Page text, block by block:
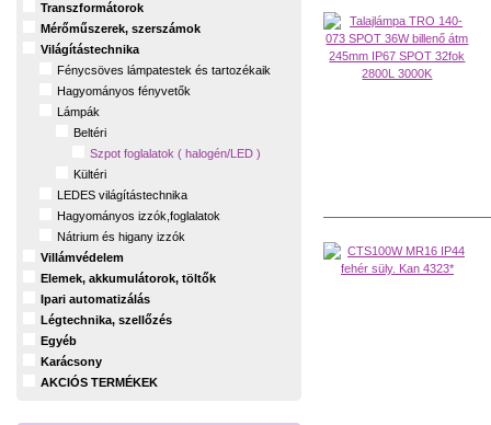
Transzformátorok
Mérőműszerek, szerszámok
Világítástechnika
Fénycsöves lámpatestek és tartozékaik
Hagyományos fényvetők
Lámpák
Beltéri
Szpot foglalatok ( halogén/LED )
Kültéri
LEDES világítástechnika
Hagyományos izzók,foglalatok
Nátrium és higany izzók
Villámvédelem
Elemek, akkumulátorok, töltők
Ipari automatizálás
Légtechnika, szellőzés
Egyéb
Karácsony
AKCIÓS TERMÉKEK